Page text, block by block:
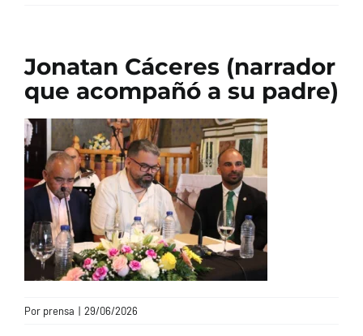
TURISMO
CONTACTO
Jonatan Cáceres (narrador
que acompañó a su padre)
Por prensa | 29/06/2026